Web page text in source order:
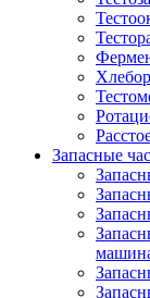
Запасные